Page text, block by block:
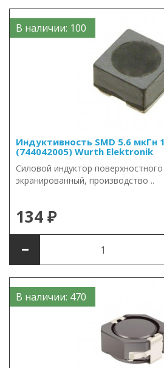
В наличии: 100
Индуктивность SMD 5.6 мкГн
(744042005) Wurth Elektronik
Силовой индуктор
экранированный, производство ..
134 ₽
В наличии: 470